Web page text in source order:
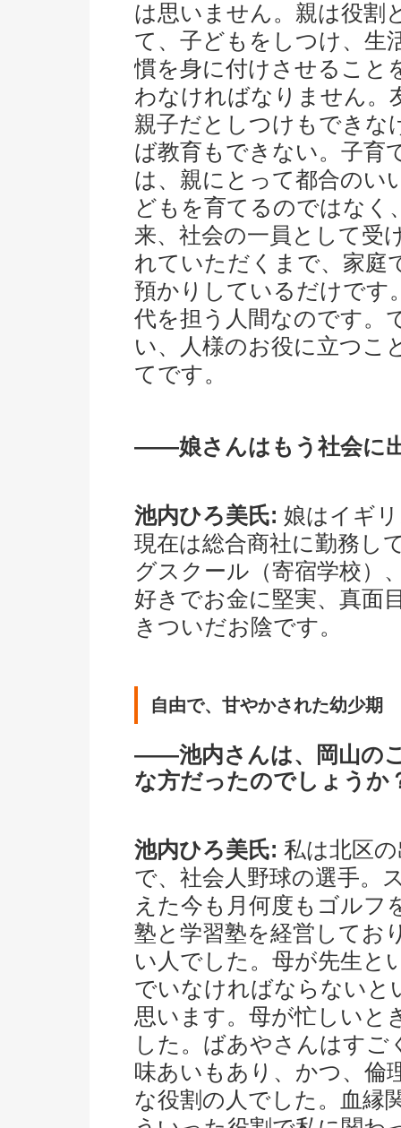
は思いません。親は役割
て、子どもをしつけ、生
慣を身に付けさせること
わなければなりません。
親子だとしつけもできな
ば教育もできない。子育
は、親にとって都合のい
どもを育てるのではなく
来、社会の一員として受
れていただくまで、家庭
預かりしているだけです
代を担う人間なのです。
い、人様のお役に立つこ
てです。
――娘さんはもう社会に
池内ひろ美氏: 娘はイギ
現在は総合商社に勤務し
グスクール（寄宿学校）
好きでお金に堅実、真面
きついだお陰です。
自由で、甘やかされた幼少期
――池内さんは、岡山の
な方だったのでしょうか
池内ひろ美氏: 私は北区
で、社会人野球の選手。
えた今も月何度もゴルフ
塾と学習塾を経営してお
い人でした。母が先生と
でいなければならないと
思います。母が忙しいと
した。ばあやさんはすご
味あいもあり、かつ、倫
な役割の人でした。血縁